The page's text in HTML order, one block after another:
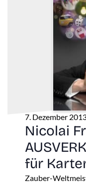
7. Dezember
Nicolai
für
Zauber-